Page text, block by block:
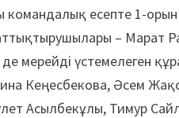
есепте 1-
– Марат
мерейді үстемелеген
Кеңесбекова, Әсем
Асылбекұлы, Тимур